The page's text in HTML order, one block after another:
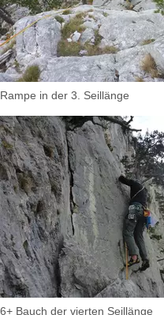
Rampe in der 3. Seillänge
6+ Bauch der vierten Seillänge